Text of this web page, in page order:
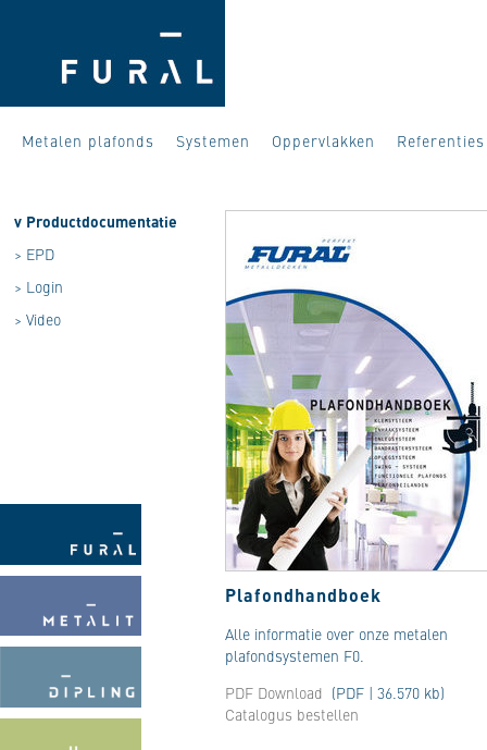
Metalen plafonds Systemen Oppervlakken Referenties
v Productdocumentatie
> EPD
> Login
> Video
Plafondhandboek
Alle informatie over onze metalen
plafondsystemen F0.
PDF Download (PDF | 36.570 kb)
Catalogus bestellen